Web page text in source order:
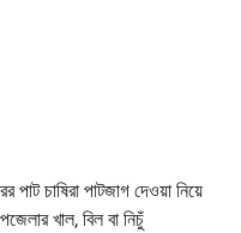
পাট চাষিরা পাটজাগ দেওয়া নিয়ে
খাল, বিল বা নিচুঁ